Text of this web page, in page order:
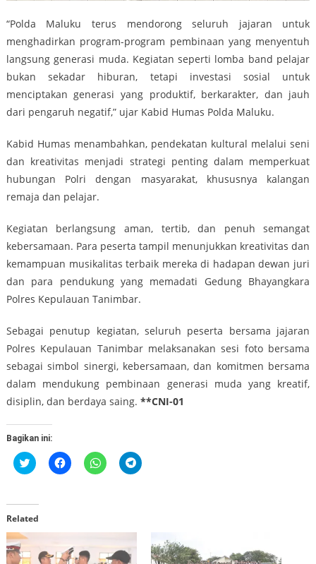
“Polda Maluku terus mendorong seluruh jajaran untuk
menghadirkan program-program pembinaan yang menyentuh
langsung generasi muda. Kegiatan seperti lomba band pelajar
bukan sekadar hiburan, tetapi investasi sosial untuk
menciptakan generasi yang produktif, berkarakter, dan jauh
dari pengaruh negatif,” ujar Kabid Humas Polda Maluku.
Kabid Humas menambahkan, pendekatan kultural melalui seni
dan kreativitas menjadi strategi penting dalam memperkuat
hubungan Polri dengan masyarakat, khususnya kalangan
remaja dan pelajar.
Kegiatan berlangsung aman, tertib, dan penuh semangat
kebersamaan. Para peserta tampil menunjukkan kreativitas dan
kemampuan musikalitas terbaik mereka di hadapan dewan juri
dan para pendukung yang memadati Gedung Bhayangkara
Polres Kepulauan Tanimbar.
Sebagai penutup kegiatan, seluruh peserta bersama jajaran
Polres Kepulauan Tanimbar melaksanakan sesi foto bersama
sebagai simbol sinergi, kebersamaan, dan komitmen bersama
dalam mendukung pembinaan generasi muda yang kreatif,
disiplin, dan berdaya saing. **CNI-01
Bagikan ini:
Klik
untuk
di
jendela
yang
baru)
Klik
untuk
baru)
Klik
untuk
baru)
Klik
untuk
baru)
Related